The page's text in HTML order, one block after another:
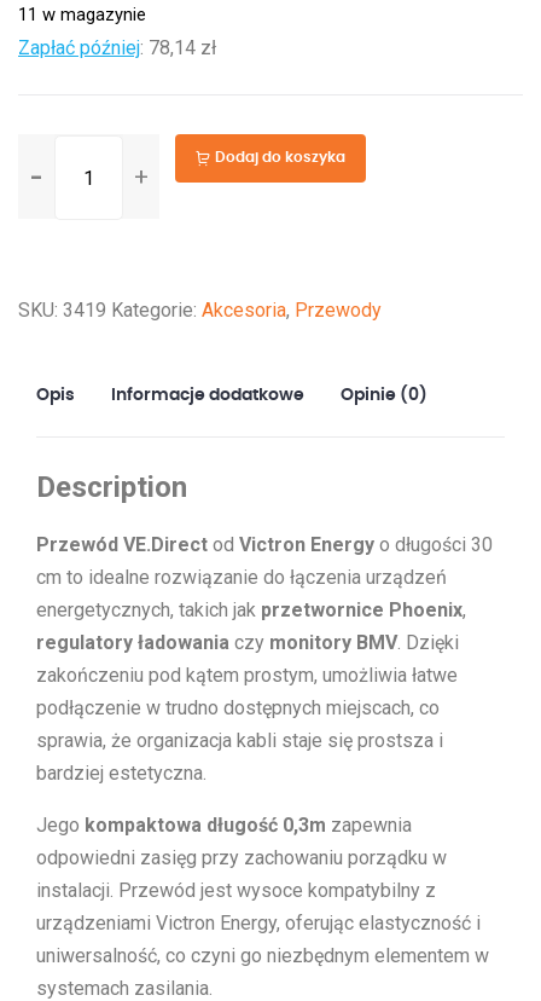
11 w magazynie
Zapłać później: 78,14 zł
VE.Direct
side
conn)
Dodaj do koszyka
SKU: 3419 Kategorie: Akcesoria, Przewody
Opis Informacje dodatkowe Opinie (0)
Description
Przewód VE.Direct od Victron Energy o długości 30
cm to idealne rozwiązanie do łączenia urządzeń
energetycznych, takich jak przetwornice Phoenix,
regulatory ładowania czy monitory BMV. Dzięki
zakończeniu pod kątem prostym, umożliwia łatwe
podłączenie w trudno dostępnych miejscach, co
sprawia, że organizacja kabli staje się prostsza i
bardziej estetyczna.
Jego kompaktowa długość 0,3m zapewnia
odpowiedni zasięg przy zachowaniu porządku w
instalacji. Przewód jest wysoce kompatybilny z
urządzeniami Victron Energy, oferując elastyczność i
uniwersalność, co czyni go niezbędnym elementem w
systemach zasilania.